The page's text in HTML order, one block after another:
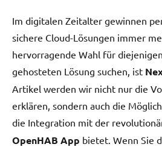
Im digitalen Zeitalter gewinnen
sichere Cloud-Lösungen immer
hervorragende Wahl für
gehosteten Lösung suchen, ist
Artikel werden wir nicht nur die
erklären, sondern auch die
die Integration mit der
OpenHAB App bietet. Wenn Sie